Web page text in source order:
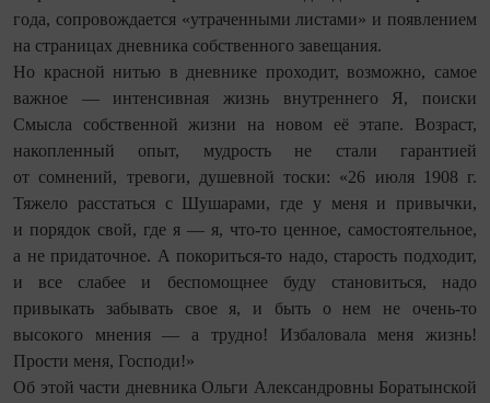
года, сопровождается «утраченными листами» и появлением
на страницах дневника собственного завещания.
Но красной нитью в дневнике проходит, возможно, самое
важное — интенсивная жизнь внутреннего Я, поиски
Смысла собственной жизни на новом её этапе. Во­зраст,
накопленный опыт, мудрость не стали гарантией
от сомнений, тревоги, душевной тоски: «26 июля 1908 г.
Тяжело расстаться с Шушарами, где у меня и привычки,
и порядок свой, где я — я, что-то ценное, самостоятельное,
а не придаточное. А покориться‑то надо, старость подходит,
и все слабее и беспомощнее буду становиться, надо
привыкать забывать свое я, и быть о нем не очень-то
высокого мнения — а трудно! Избаловала меня жизнь!
Прости меня, Господи!»
Об этой части дневника Ольги Александровны Боратынской